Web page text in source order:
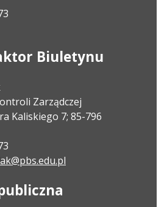
Biuletynu
Zarządczej
Kaliskiego 7; 85-796